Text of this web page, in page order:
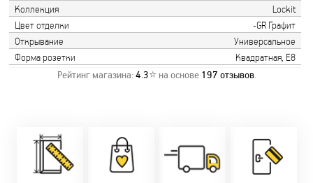
Коллекция
Lockit
Цвет отделки
-GR Графит
Открывание
Универсальное
Форма розетки
Квадратная, Е8
Рейтинг магазина:4.3⭐ на основе 197 отзывов.
Замер бесплатно!
Оперативно!
День-в-день или
на следующий!
заказать по
Скидки:
-новоселам - 2%
-многодетным -
2%
фурнитуры.
Качественный
монтаж дверей,
окон и мебели.
Микс
2-36 мес
Магнит-5 мес.